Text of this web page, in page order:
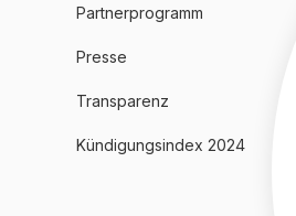
Partnerprogramm
Presse
Transparenz
Kündigungsindex 2024